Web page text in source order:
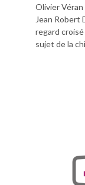
Olivier Véran
Jean Robert
regard
sujet de la